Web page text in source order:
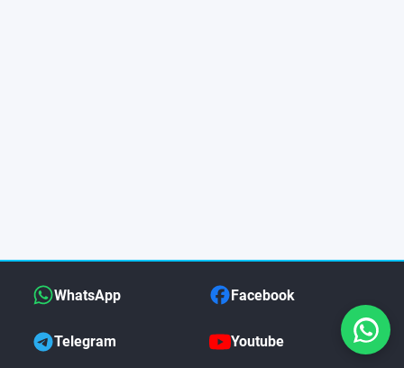
WhatsApp Facebook
Telegram Youtube